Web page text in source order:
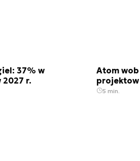
37% w
r.
Atom
5 min.